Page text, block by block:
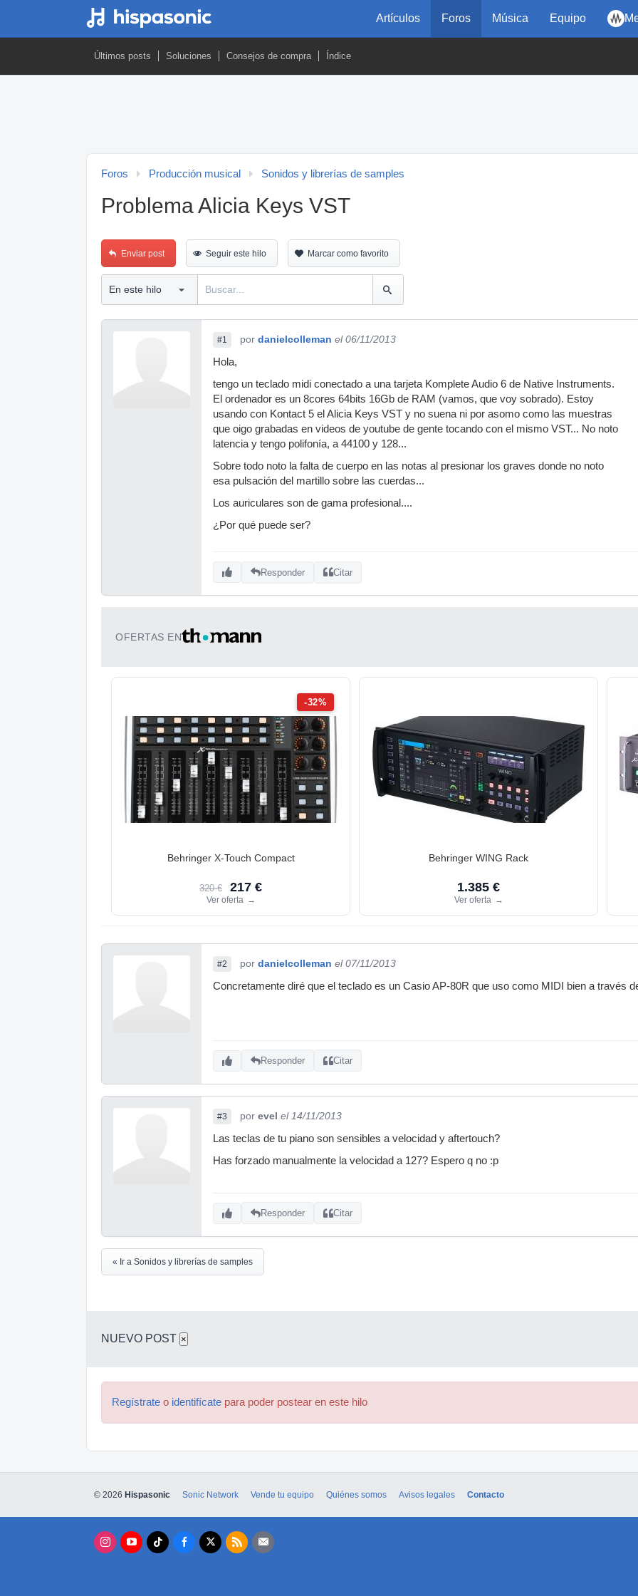
Artículos Foros Música Equipo
Últimos posts Soluciones Consejos de compra Índice
Foros Producción musical Sonidos y librerías de samples
Problema Alicia Keys VST
Enviar post Seguir este hilo Marcar como favorito
#1 por danielcolleman el 06/11/2013
Hola,
tengo un teclado midi conectado a una tarjeta Komplete Audio 6 de Native Instruments.
El ordenador es un 8cores 64bits 16Gb de RAM (vamos, que voy sobrado). Estoy
usando con Kontact 5 el Alicia Keys VST y no suena ni por asomo como las muestras
que oigo grabadas en videos de youtube de gente tocando con el mismo VST... No noto
latencia y tengo polifonía, a 44100 y 128...
Sobre todo noto la falta de cuerpo en las notas al presionar los graves donde no noto
esa pulsación del martillo sobre las cuerdas...
Los auriculares son de gama profesional....
¿Por qué puede ser?
Responder Citar
OFERTAS EN
-32%
Behringer X-Touch Compact
320 € 217 €
Ver oferta →
Behringer WING Rack
1.385 €
Ver oferta →
#2 por danielcolleman el 07/11/2013
Concretamente diré que el teclado es un Casio AP-80R que uso como MIDI bien a través
Responder Citar
#3 por evel el 14/11/2013
Las teclas de tu piano son sensibles a velocidad y aftertouch?
Has forzado manualmente la velocidad a 127? Espero q no :p
Responder Citar
« Ir a Sonidos y librerías de samples
NUEVO POST ×
Regístrate o identifícate para poder postear en este hilo
© 2026 Hispasonic Sonic Network Vende tu equipo Quiénes somos Avisos legales Contacto